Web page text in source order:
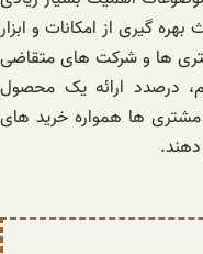
گیری از امکانات و ابزار
ها و شرکت های متقاضی
درصدد ارائه یک محصول
ها همواره خرید های
دهند.